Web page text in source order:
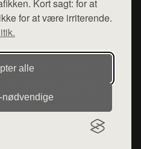
Kort sagt: for at
for at være irriterende.
alle
Cookie- og privatlivspolitik
der udgiver en række
af forskellige produkter fra
varer fra denne side - vi
varen. Vi har heller ikke